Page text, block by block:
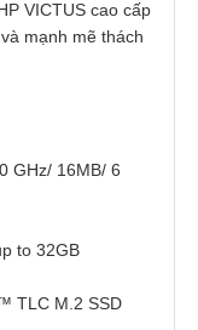
VICTUS cao cấp
mạnh mẽ thách
GHz/ 16MB/ 6
to 32GB
TLC M.2 SSD